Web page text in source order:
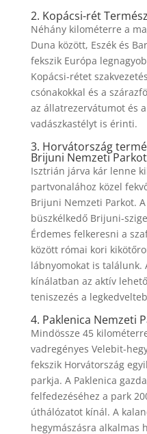
2. Kopácsi-rét
Néhány kilométerre a
Duna között, Eszék és
fekszik Európa
Kopácsi-rétet
csónakokkal és a
az állatrezervátumot és a
vadászkastélyt is érinti.
3. Horvátország
Brijuni Nemzeti
Isztrián járva kár lenne
partvonalához közel
Brijuni Nemzeti Parkot.
büszkélkedő Brijuni-
Érdemes felkeresni a
között római kori
lábnyomokat is találunk.
kínálatban az aktív
teniszezés a
4. Paklenica Nemzeti
Mindössze 45
vadregényes Velebit-
fekszik Horvátország
parkja. A Paklenica
felfedezéséhez a park
úthálózatot kínál. A
hegymászásra alkalmas